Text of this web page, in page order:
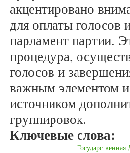
акцентировано
для оплаты голосов
парламент партии.
процедура,
голосов и
важным элементом
источником
группировок.
Ключевые слова:
Государственная